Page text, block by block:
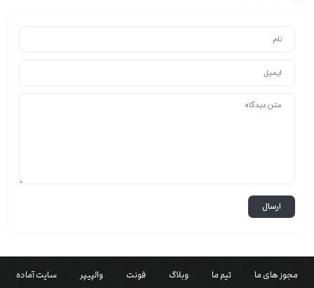
مجوز های ما تیم ما وبلاگ فونت والپیپر سایت آماده